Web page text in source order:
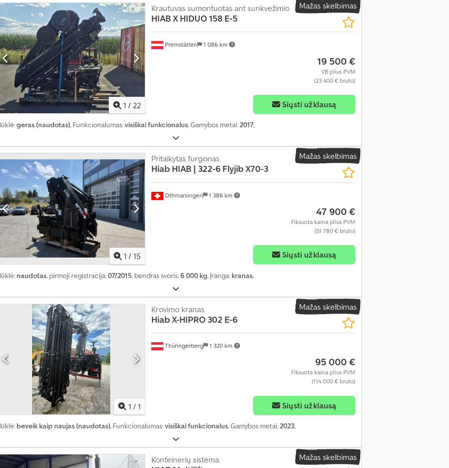
Mažas skelbimas
1 / 22
Premstätten 1 086 km
Krautuvas sumontuotas ant sunkvežimio
HIABX HIDUO 158 E-5
19 500 €
VB plius PVM
(23 400 € bruto)
Siųsti užklausą
geras (naudotas), Funkcionalumas:visiškai funkcionalus, Gamybos metai:2017,
Mažas skelbimas
1 / 15
Othmarsingen 1 386 km
Pritaikytas furgonas
Hiab HIAB | 322-6 Flyjib X70-3
47 900 €
Fiksuota kaina plius PVM
(51 780 € bruto)
Siųsti užklausą
naudotas, pirmoji registracija:07/2015, bendras svoris:6 000 kg, Įranga: kranas,
Mažas skelbimas
1 / 1
Thüringerberg 1 320 km
Krovimo kranas
HiabX-HIPRO 302 E-6
95 000 €
Fiksuota kaina plius PVM
(114 000 € bruto)
Siųsti užklausą
beveik kaip naujas (naudotas), Funkcionalumas:visiškai funkcionalus, Gamybos metai:2023,
Mažas skelbimas
Konteinerių sistema